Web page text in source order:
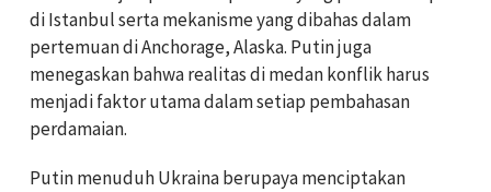
di Istanbul serta mekanisme yang dibahas dalam
pertemuan di Anchorage, Alaska. Putin juga
menegaskan bahwa realitas di medan konflik harus
menjadi faktor utama dalam setiap pembahasan
perdamaian.
Putin menuduh Ukraina berupaya menciptakan